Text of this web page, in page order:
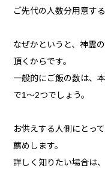
ご先代の人数分用意す
なぜかというと、神霊
頂くからです。
一般的にご飯の数は、
で1～2つでしょう。
お供えする人側にとっ
薦めします。
詳しく知りたい場合は